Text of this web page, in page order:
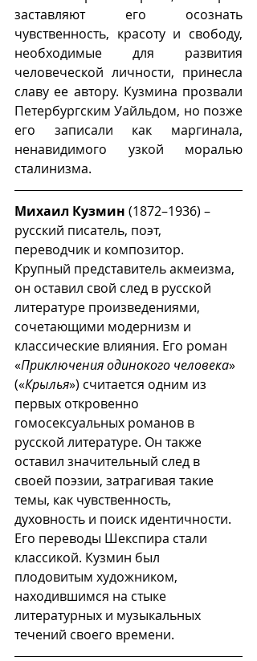
заставляют его осознать
чувственность, красоту и свободу,
необходимые для развития
человеческой личности, принесла
славу ее автору. Кузмина прозвали
Петербургским Уайльдом, но позже
его записали как маргинала,
ненавидимого узкой моралью
сталинизма.
Михаил Кузмин (1872–1936) –
русский писатель, поэт,
переводчик и композитор.
Крупный представитель акмеизма,
он оставил свой след в русской
литературе произведениями,
сочетающими модернизм и
классические влияния. Его роман
«Приключения одинокого человека»
(«Крылья») считается одним из
первых откровенно
гомосексуальных романов в
русской литературе. Он также
оставил значительный след в
своей поэзии, затрагивая такие
темы, как чувственность,
духовность и поиск идентичности.
Его переводы Шекспира стали
классикой. Кузмин был
плодовитым художником,
находившимся на стыке
литературных и музыкальных
течений своего времени.